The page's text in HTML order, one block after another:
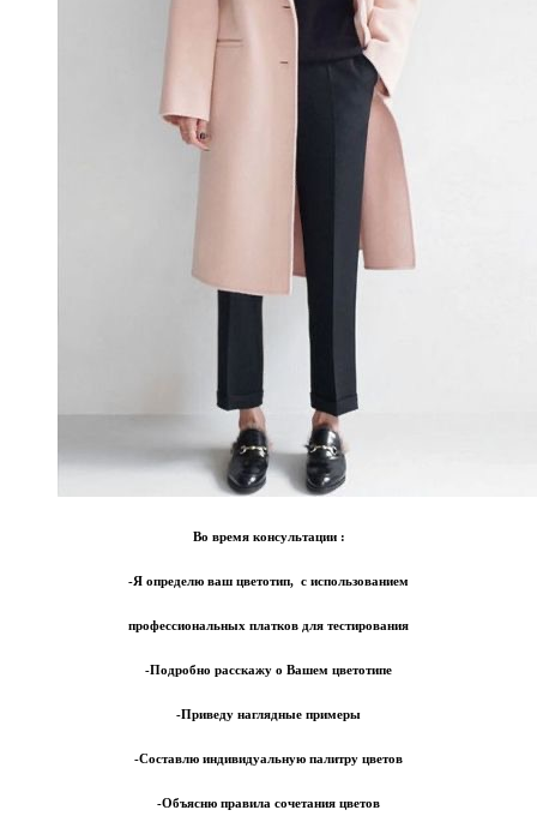
Во время консультации :
-Я определю ваш цветотип, с использованием
профессиональных платков для тестирования
-Подробно расскажу о Вашем цветотипе
-Приведу наглядные примеры
-Составлю индивидуальную палитру цветов
-Объясню правила сочетания цветов